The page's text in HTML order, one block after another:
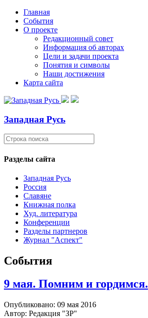
Главная
События
О проекте
Редакционный совет
Информация об авторах
Цели и задачи проекта
Понятия и символы
Наши достижения
Карта сайта
Западная Русь
Разделы сайта
Западная Русь
Россия
Славяне
Книжная полка
Худ. литература
Конференции
Разделы партнеров
Журнал "Аспект"
События
9 мая. Помним и гордимся.
Опубликовано: 09 мая 2016
Автор: Редакция "ЗР"